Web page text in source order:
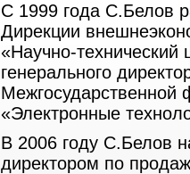
С 1999 года С.Белов
Дирекции
«Научно-технический
генерального
«Электронные
В 2006 году С.Белов
директором по